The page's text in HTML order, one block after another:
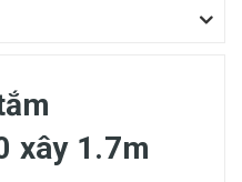
xây 1.7m